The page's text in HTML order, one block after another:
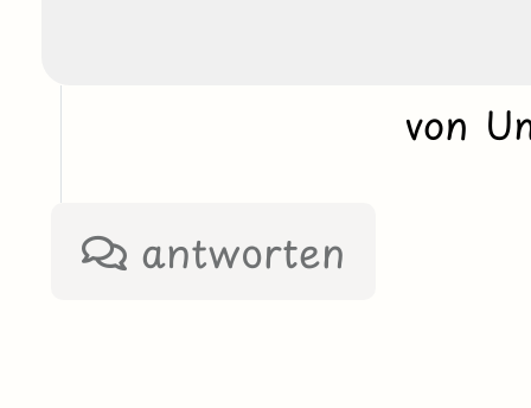
von
antworten